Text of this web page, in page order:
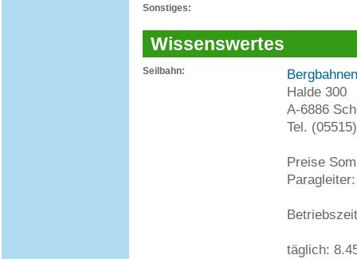
Sonstiges:
Wissenswertes
Seilbahn:
Halde 300
A-6886
Tel.
Preise
täglich: